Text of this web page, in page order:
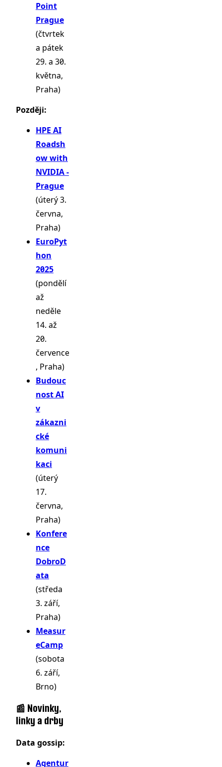
Point
Prague
(čtvrtek
a pátek
29. a 30.
května,
Praha)
Později:
HPE AI
Roadsh
ow with
NVIDIA -
Prague
(úterý 3.
června,
Praha)
EuroPyt
hon
2025
(pondělí
až
neděle
14. až
20.
července
, Praha)
Budouc
nost AI
v
zákazni
cké
komuni
kaci
(úterý
17.
června,
Praha)
Konfere
nce
DobroD
ata
(středa
3. září,
Praha)
Measur
eCamp
(sobota
6. září,
Brno)
📰 Novinky,
linky a drby
Data gossip:
Agentur